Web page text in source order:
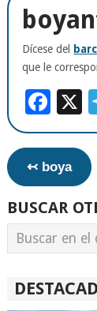
Dícese del
que le
↢ boya
BUSCAR